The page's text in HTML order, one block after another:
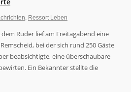
, Ressort Leben
dem Ruder lief am Freitagabend eine
bei der sich rund 250 Gäste
beabsichtigte, eine überschaubare
Ein Bekannter stellte die